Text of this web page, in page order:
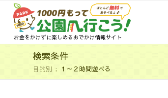
お金をかけずに楽しめるおでかけ情報サイト
検索条件
目的別 １～２時間遊べる